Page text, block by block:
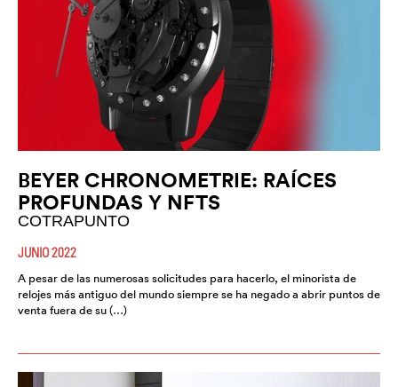
BEYER CHRONOMETRIE: RAÍCES
PROFUNDAS Y NFTS
COTRAPUNTO
JUNIO 2022
A pesar de las numerosas solicitudes para hacerlo, el minorista de
relojes más antiguo del mundo siempre se ha negado a abrir puntos de
venta fuera de su (…)